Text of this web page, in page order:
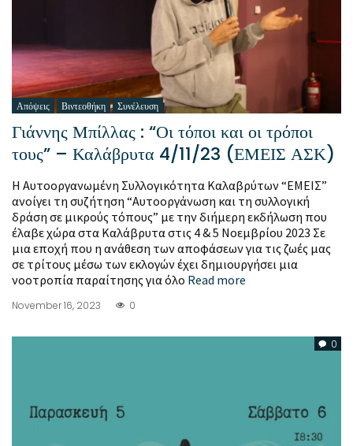
Απόψεις Βιντεοθήκη Συνέλευση
Γιάννης Μπίλλας : “Οι τόποι και οι τρόποι
τους” – Καλάβρυτα 4/11/23 (ΕΜΕΙΣ ΑΣΚ)
Η Αυτοοργανωμένη Συλλογικότητα Καλαβρύτων “ΕΜΕΙΣ”
ανοίγει τη συζήτηση “Αυτοοργάνωση και τη συλλογική
δράση σε μικρούς τόπους” με την διήμερη εκδήλωση που
έλαβε χώρα στα Καλάβρυτα στις 4 & 5 Νοεμβρίου 2023 Σε
μια εποχή που η ανάθεση των αποφάσεων για τις ζωές μας
σε τρίτους μέσω των εκλογών έχει δημιουργήσει μια
νοοτροπία παραίτησης για όλο Read more
November 16, 2023 0
0